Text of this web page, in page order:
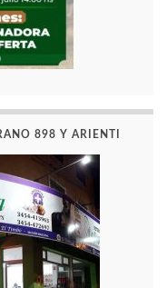
898 Y ARIENTI